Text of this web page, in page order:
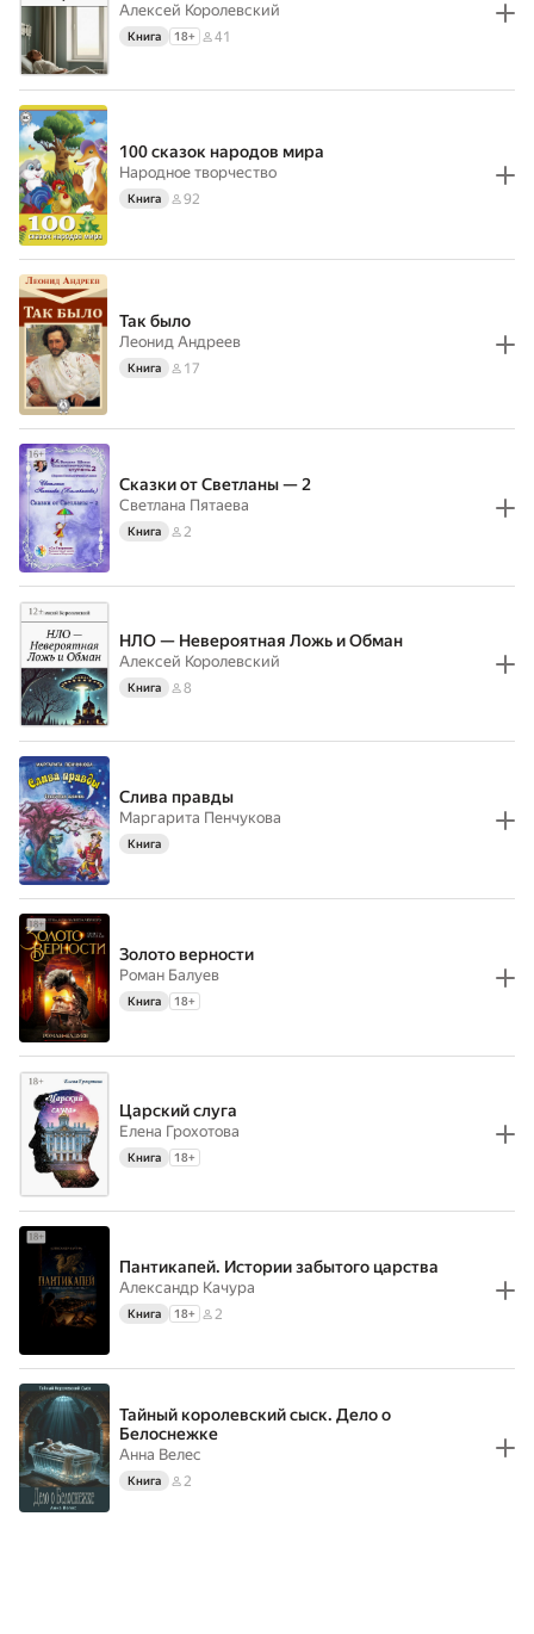
Алексей Королевский
Книга 18+ 41
100 сказок народов мира
Народное творчество
Книга 92
Так было
Леонид Андреев
Книга 17
Сказки от Светланы — 2
Светлана Пятаева
Книга 2
НЛО — Невероятная Ложь и Обман
Алексей Королевский
Книга 8
Слива правды
Маргарита Пенчукова
Книга
Золото верности
Роман Балуев
Книга 18+
Царский слуга
Елена Грохотова
Книга 18+
Пантикапей. Истории забытого царства
Александр Качура
Книга 18+ 2
Тайный королевский сыск. Дело о
Белоснежке
Анна Велес
Книга 2